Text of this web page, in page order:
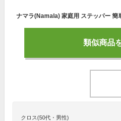
類似商品
クロス(50代・男性)